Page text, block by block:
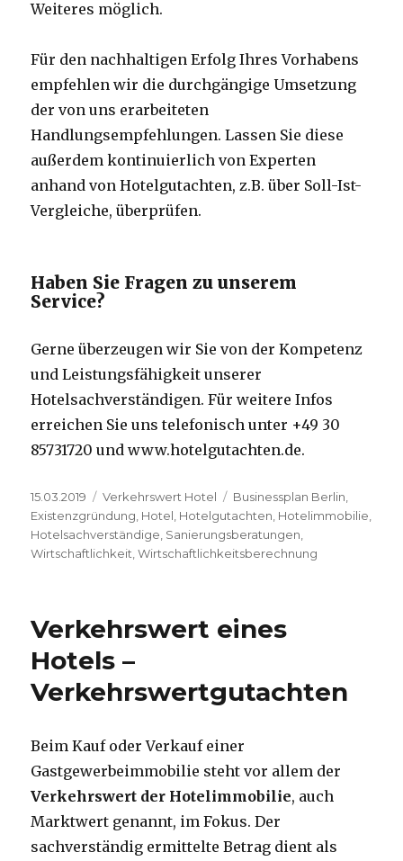
Weiteres möglich.
Für den nachhaltigen Erfolg Ihres Vorhabens
empfehlen wir die durchgängige Umsetzung
der von uns erarbeiteten
Handlungsempfehlungen. Lassen Sie diese
außerdem kontinuierlich von Experten
anhand von Hotelgutachten, z.B. über Soll-Ist-
Vergleiche, überprüfen.
Haben Sie Fragen zu unserem
Service?
Gerne überzeugen wir Sie von der Kompetenz
und Leistungsfähigkeit unserer
Hotelsachverständigen. Für weitere Infos
erreichen Sie uns telefonisch unter +49 30
85731720 und www.hotelgutachten.de.
Veröffentlicht
am
15.03.2019 Kategorien
Verkehrswert Hotel Schlagwörter
Businessplan Berlin
Existenzgründung Hotel Hotelgutachten Hotelimmobilie
Hotelsachverständige Sanierungsberatungen
Wirtschaftlichkeit ,Wirtschaftlichkeitsberechnung
Verkehrswert eines
Hotels –
Verkehrswertgutachten
Beim Kauf oder Verkauf einer
Gastgewerbeimmobilie steht vor allem der
Verkehrswert der Hotelimmobilie, auch
Marktwert genannt, im Fokus. Der
sachverständig ermittelte Betrag dient als